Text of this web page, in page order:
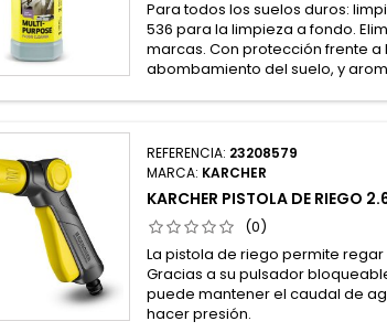
Para todos los suelos duros:
536 para la limpieza a fondo.
marcas. Con protección frente
abombamiento del suelo, y
REFERENCIA: 23208579
MARCA: KARCHER
KARCHER PISTOLA DE RIEGO
(0)
La pistola de riego permite
Gracias a su pulsador
puede mantener el caudal de
hacer presión.